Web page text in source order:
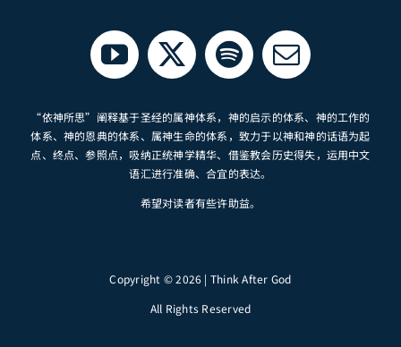
“依神所思”阐释基于圣经的属神体系，神的启示的体系、神的工作的
体系、神的恩典的体系、属神生命的体系，致力于以神和神的话语为起
点、终点、参照点，吸纳正统神学精华、借鉴教会历史得失，运用中文
语汇进行准确、合宜的表达。
希望对读者有些许助益。
Copyright © 2026 | Think After God
All Rights Reserved